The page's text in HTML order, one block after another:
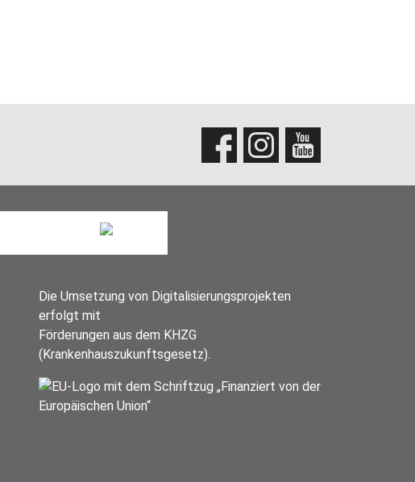
Die Umsetzung von Digitalisierungsprojekten
erfolgt mit
Förderungen aus dem KHZG
(Krankenhauszukunftsgesetz).